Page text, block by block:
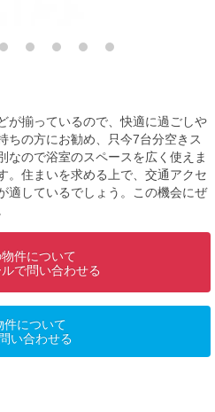
が揃っているので、快適に過ごしや
ちの方にお勧め、只今7台分空きス
なので浴室のスペースを広く使えま
。住まいを求める上で、交通アクセ
適しているでしょう。この機会にぜ
物件について
ルで問い合わせる
件について
い合わせる